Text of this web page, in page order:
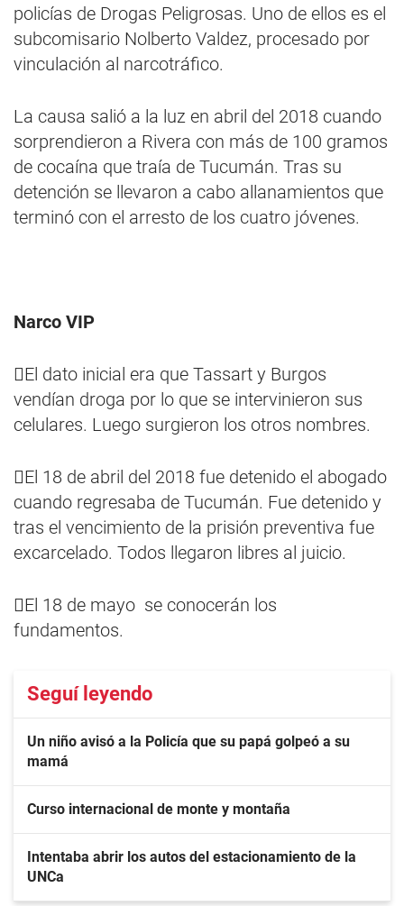
policías de Drogas Peligrosas. Uno de ellos es el
subcomisario Nolberto Valdez, procesado por
vinculación al narcotráfico.
La causa salió a la luz en abril del 2018 cuando
sorprendieron a Rivera con más de 100 gramos
de cocaína que traía de Tucumán. Tras su
detención se llevaron a cabo allanamientos que
terminó con el arresto de los cuatro jóvenes.
Narco VIP
El dato inicial era que Tassart y Burgos
vendían droga por lo que se intervinieron sus
celulares. Luego surgieron los otros nombres.
El 18 de abril del 2018 fue detenido el abogado
cuando regresaba de Tucumán. Fue detenido y
tras el vencimiento de la prisión preventiva fue
excarcelado. Todos llegaron libres al juicio.
El 18 de mayo se conocerán los
fundamentos.
Seguí leyendo
Un niño avisó a la Policía que su papá golpeó a su
mamá
Curso internacional de monte y montaña
Intentaba abrir los autos del estacionamiento de la
UNCa